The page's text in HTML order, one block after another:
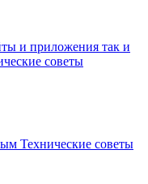
и приложения так и
советы
Технические советы